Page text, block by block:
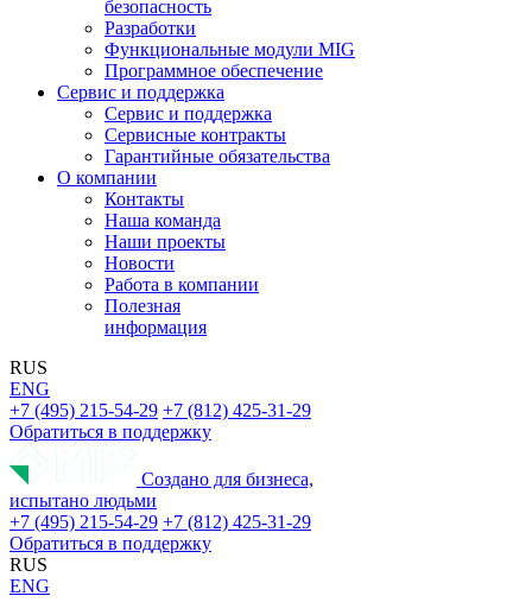
безопасность
Разработки
Функциональные модули MIG
Программное обеспечение
Сервис и поддержка
Сервис и поддержка
Сервисные контракты
Гарантийные обязательства
О компании
Контакты
Наша команда
Наши проекты
Новости
Работа в компании
Полезная
информация
RUS
ENG
+7 (495) 215-54-29 +7 (812) 425-31-29
Обратиться в поддержку
Создано для бизнеса,
испытано людьми
+7 (495) 215-54-29 +7 (812) 425-31-29
Обратиться в поддержку
RUS
ENG